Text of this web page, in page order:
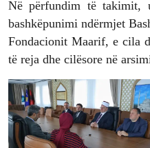
Në përfundim të takimit,
bashkëpunimi ndërmjet
Fondacionit Maarif, e cila
të reja dhe cilësore në